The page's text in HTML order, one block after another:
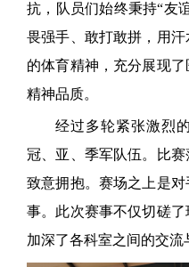
抗，队员们始终秉持“友
畏强手、敢打敢拼，用
的体育精神，充分展现
精神品质。
经过多轮紧张激烈
冠、亚、季军队伍。比赛
致意拥抱。赛场之上是
事。此次赛事不仅切磋了
加深了各科室之间的交流